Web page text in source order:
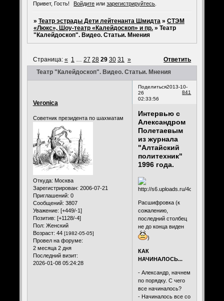
Привет, Гость! Войдите илизарегистрируйтесь.
» Театр эстрады Дети лейтенанта Шмидта » СТЭМ
«Люкс», Шоу-театр «Калейдоскоп» и пр. » Театр
"Калейдоскоп". Видео. Статьи. Мнения
Театр "Калейдоскоп". Видео. Статьи. Мнения
Страница: « 1 … 27 28 29 30 31 » Ответить
Поделиться
841
2013-10-
26
02:33:56
Veronica
Советник президента по шахматам
Откуда: Москва
Зарегистрирован: 2006-07-21
Приглашений: 0
Сообщений: 3807
Уважение: [+449/-1]
Позитив: [+1128/-4]
Пол: Женский
Возраст: 44 [1982-05-05]
Провел на форуме:
2 месяца 2 дня
Последний визит:
2026-01-08 05:24:28
Интервью с
Александром
Полетаевым
из журнала
"Алтайский
политехник"
1996 года.
Расшифровка (к
сожалению,
последний столбец
не до конца виден
)
КАК
НАЧИНАЛОСЬ...
- Александр, начнем
по порядку. С чего
все начиналось?
- Начиналось все со